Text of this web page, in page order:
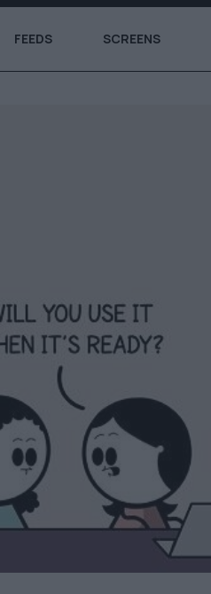
FEEDS SCREENS